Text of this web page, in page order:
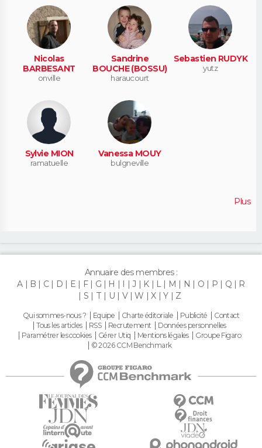
Nicolas
BARBESANT
onville
Sandrine
BOUCHE (BOSSU)
haraucourt
Sebastien RUDYK
yutz
Sylvie MION
ramatuelle
Vanessa MOUY
bulgneville
Plus
Annuaire des membres :
A
B C D E F G H I J K L M N O P Q
R
S
T U V W X Y Z
Qui sommes-nous ? Equipe Charte éditoriale Publicité
Contact
Tous les articles
RSS Recrutement
Données personnelles
Paramétrer les cookies
Gérer Utiq Mentions légales
Groupe Figaro
© 2026 CCM Benchmark